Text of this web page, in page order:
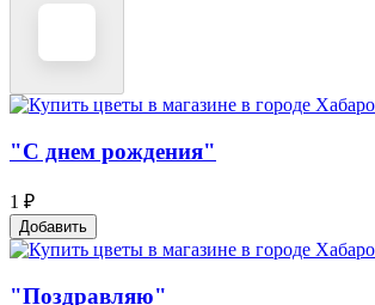
"С днем рождения"
1 ₽
Добавить
"Поздравляю"